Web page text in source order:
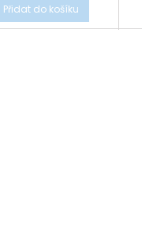
Přidat do košíku